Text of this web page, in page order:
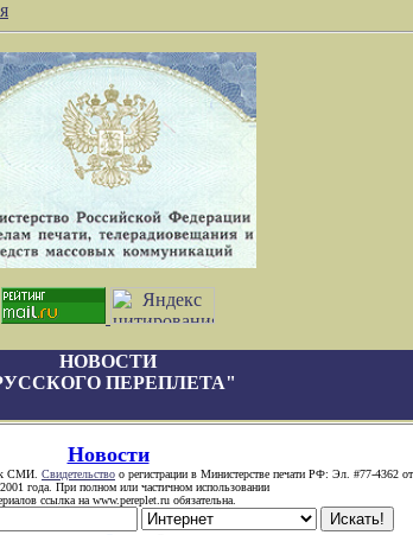
НОВОСТИ
ПЕРЕПЛЕТА"
Новости
СМИ. Свидетельство о регистрации в Министерстве печати РФ: Эл. #77-4362 от
года. При полном или частичном использовании
ссылка на www.pereplet.ru обязательна.